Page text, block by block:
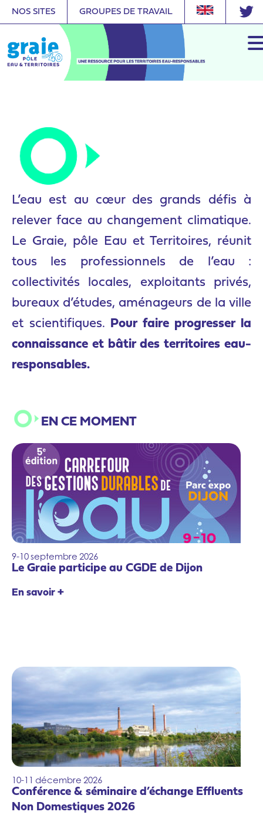
NOS SITES GROUPES DE TRAVAIL
L’eau est au cœur des grands défis à
relever face au changement climatique.
Le Graie, pôle Eau et Territoires, réunit
tous les professionnels de l’eau :
collectivités locales, exploitants privés,
bureaux d’études, aménageurs de la ville
et scientifiques. Pour faire progresser la
connaissance et bâtir des territoires eau-
responsables.
EN CE MOMENT
9-10septembre 2026
Le Graie participe au CGDE de Dijon
En savoir +
10-11 décembre 2026
Conférence & séminaire d’échange Effluents
Non Domestiques 2026